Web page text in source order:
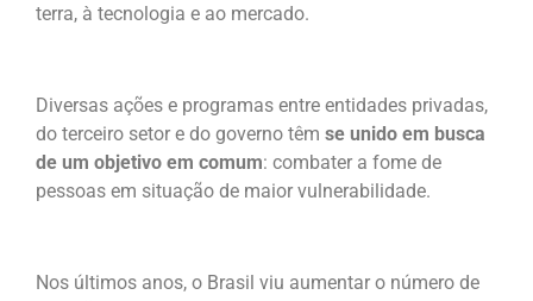
terra, à tecnologia e ao mercado.
Diversas ações e programas entre entidades privadas,
do terceiro setor e do governo têm se unido em busca
de um objetivo em comum: combater a fome de
pessoas em situação de maior vulnerabilidade.
Nos últimos anos, o Brasil viu aumentar o número de